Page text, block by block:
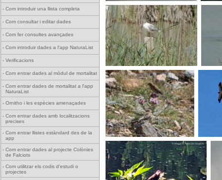
- Com introduir una llista completa
- Com consultar i editar dades
- Com fer consultes avançades
- Com introduir dades a l'app NaturaList
- Verificacions
- Com entrar dades al mòdul de mortalitat
- Com entrar dades de mortalitat a l'app
NaturaList
- Ornitho i les espècies amenaçades
- Com entrar dades amb localitzacions
precises
- Com entrar llistes estàndard des de la
app
- Com entrar dades al projecte Colònies
de Falciots
- Com utilitzar els codis d'estudi o
projectes